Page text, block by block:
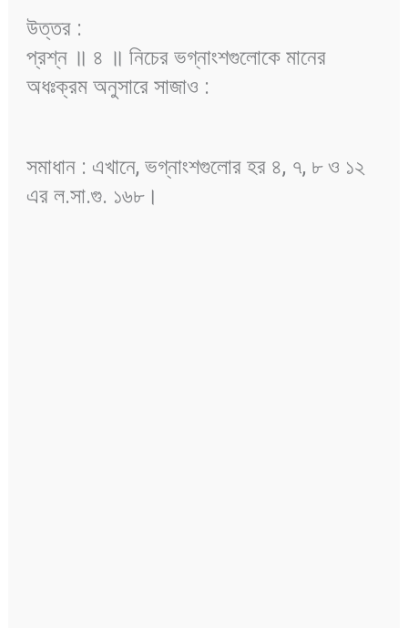
উত্তর :
প্রশ্ন ॥ ৪ ॥ নিচের ভগ্নাংশগুলোকে মানের
অধঃক্রম অনুসারে সাজাও :
সমাধান : এখানে, ভগ্নাংশগুলোর হর ৪, ৭, ৮ ও ১২
এর ল.সা.গু. ১৬৮।